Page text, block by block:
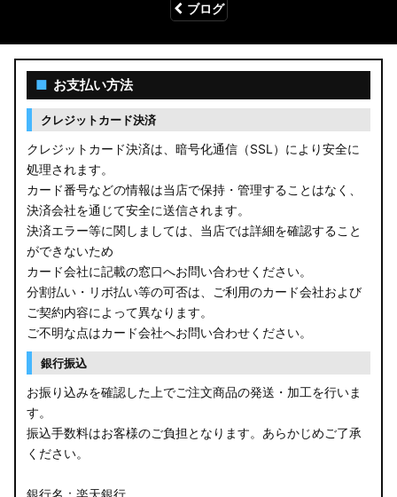
ブログ
■ お支払い方法
クレジットカード決済
クレジットカード決済は、暗号化通信（SSL）により安全に
処理されます。
カード番号などの情報は当店で保持・管理することはなく、
決済会社を通じて安全に送信されます。
決済エラー等に関しましては、当店では詳細を確認すること
ができないため
カード会社に記載の窓口へお問い合わせください。
分割払い・リボ払い等の可否は、ご利用のカード会社および
ご契約内容によって異なります。
ご不明な点はカード会社へお問い合わせください。
銀行振込
お振り込みを確認した上でご注文商品の発送・加工を行いま
す。
振込手数料はお客様のご負担となります。あらかじめご了承
ください。